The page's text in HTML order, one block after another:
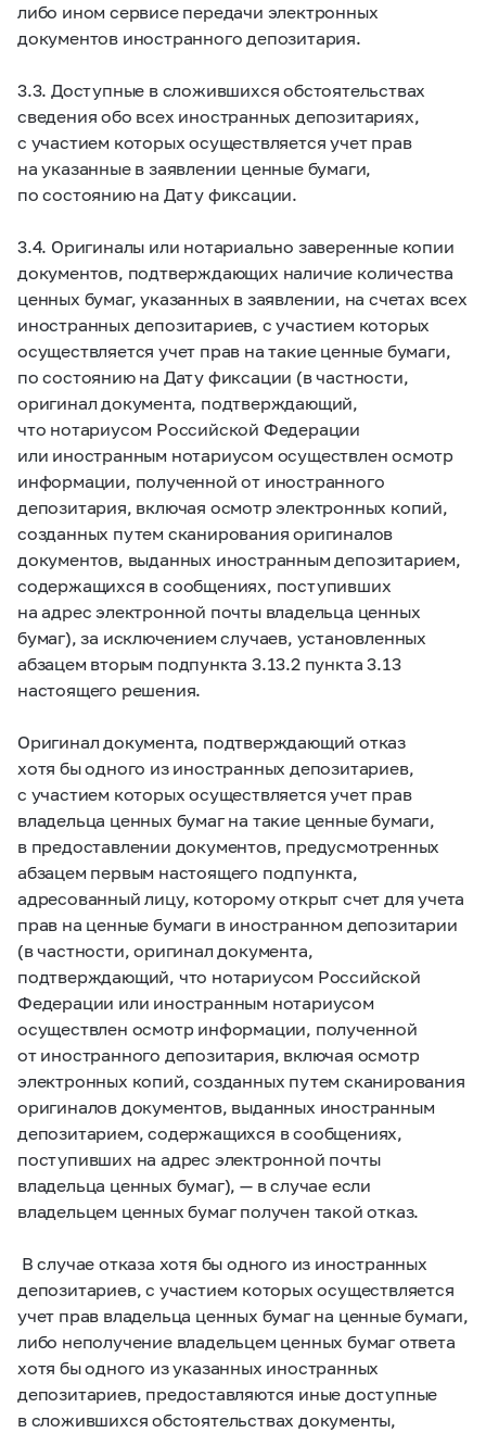
либо ином сервисе передачи электронных
документов иностранного депозитария.
3.3. Доступные в сложившихся обстоятельствах
сведения обо всех иностранных депозитариях,
с участием которых осуществляется учет прав
на указанные в заявлении ценные бумаги,
по состоянию на Дату фиксации.
3.4. Оригиналы или нотариально заверенные копии
документов, подтверждающих наличие количества
ценных бумаг, указанных в заявлении, на счетах всех
иностранных депозитариев, с участием которых
осуществляется учет прав на такие ценные бумаги,
по состоянию на Дату фиксации (в частности,
оригинал документа, подтверждающий,
что нотариусом Российской Федерации
или иностранным нотариусом осуществлен осмотр
информации, полученной от иностранного
депозитария, включая осмотр электронных копий,
созданных путем сканирования оригиналов
документов, выданных иностранным депозитарием,
содержащихся в сообщениях, поступивших
на адрес электронной почты владельца ценных
бумаг), за исключением случаев, установленных
абзацем вторым подпункта 3.13.2 пункта 3.13
настоящего решения.
Оригинал документа, подтверждающий отказ
хотя бы одного из иностранных депозитариев,
с участием которых осуществляется учет прав
владельца ценных бумаг на такие ценные бумаги,
в предоставлении документов, предусмотренных
абзацем первым настоящего подпункта,
адресованный лицу, которому открыт счет для учета
прав на ценные бумаги в иностранном депозитарии
(в частности, оригинал документа,
подтверждающий, что нотариусом Российской
Федерации или иностранным нотариусом
осуществлен осмотр информации, полученной
от иностранного депозитария, включая осмотр
электронных копий, созданных путем сканирования
оригиналов документов, выданных иностранным
депозитарием, содержащихся в сообщениях,
поступивших на адрес электронной почты
владельца ценных бумаг), — в случае если
владельцем ценных бумаг получен такой отказ.
В случае отказа хотя бы одного из иностранных
депозитариев, с участием которых осуществляется
учет прав владельца ценных бумаг на ценные бумаги,
либо неполучение владельцем ценных бумаг ответа
хотя бы одного из указанных иностранных
депозитариев, предоставляются иные доступные
в сложившихся обстоятельствах документы,